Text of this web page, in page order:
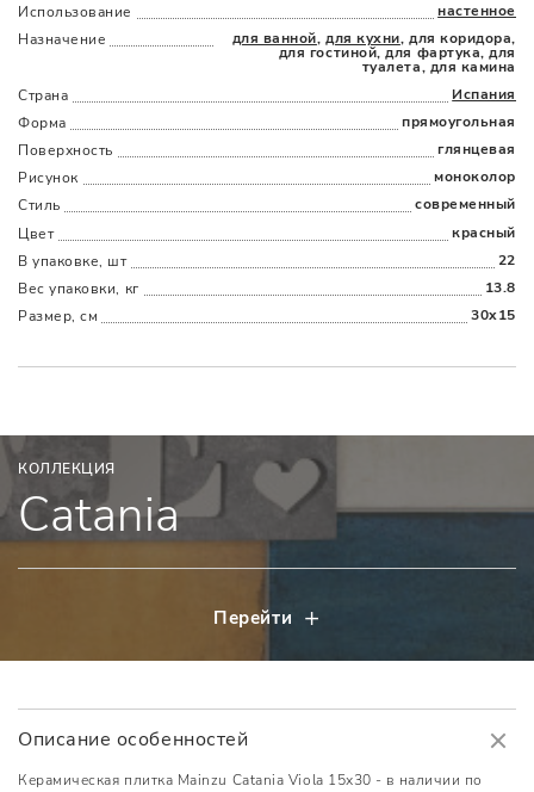
Использование
настенное
Назначение
для ванной,для кухни, для коридора,
для гостиной, для фартука, для
туалета, для камина
Страна
Испания
Форма
прямоугольная
Поверхность
глянцевая
Рисунок
моноколор
Стиль
современный
Цвет
красный
В упаковке, шт
22
Вес упаковки, кг
13.8
Размер, см
30x15
НаличымиКартойПо счетуДолями
КОЛЛЕКЦИЯ
Catania
Перейти
Описание особенностей
Керамическая плитка Mainzu Catania Viola 15х30 - в наличии по